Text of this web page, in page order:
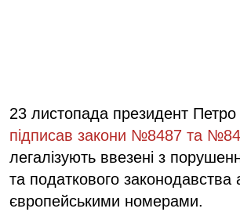
23 листопада президент Петро
підписав закони №8487 та
легалізують ввезені з
та податкового законодавства
європейськими номерами.